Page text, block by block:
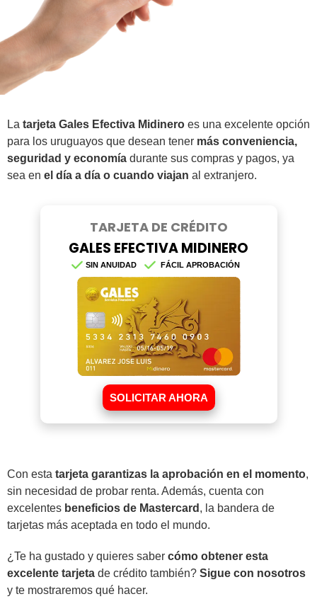
La tarjeta Gales Efectiva Midinero es una excelente opción
para los uruguayos que desean tener más conveniencia,
seguridad y economía durante sus compras y pagos, ya
sea en el día a día o cuando viajan al extranjero.
TARJETA DE CRÉDITO
GALES EFECTIVA MIDINERO
SIN ANUIDAD FÁCIL APROBACIÓN
SOLICITAR AHORA
Con esta tarjeta garantizas la aprobación en el momento,
sin necesidad de probar renta. Además, cuenta con
excelentes beneficios de Mastercard , la bandera de
tarjetas más aceptada en todo el mundo.
¿Te ha gustado y quieres saber cómo obtener esta
excelente tarjeta de crédito también? Sigue con nosotros
y te mostraremos qué hacer.